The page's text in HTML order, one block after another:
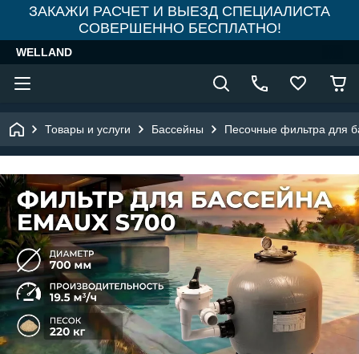
ЗАКАЖИ РАСЧЕТ И ВЫЕЗД СПЕЦИАЛИСТА
СОВЕРШЕННО БЕСПЛАТНО!
WELLAND
Товары и услуги Бассейны Песочные фильтра для